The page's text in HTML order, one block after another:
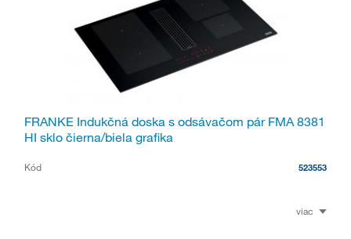
FRANKE Indukčná doska s odsávačom pár FMA 8381
HI sklo čierna/biela grafika
Kód 523553
viac